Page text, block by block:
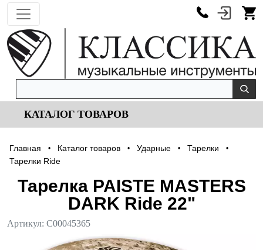
КАТАЛОГ ТОВАРОВ
Главная • Каталог товаров • Ударные • Тарелки •
Тарелки Ride
Тарелка PAISTE MASTERS
DARK Ride 22"
Артикул: С00045365